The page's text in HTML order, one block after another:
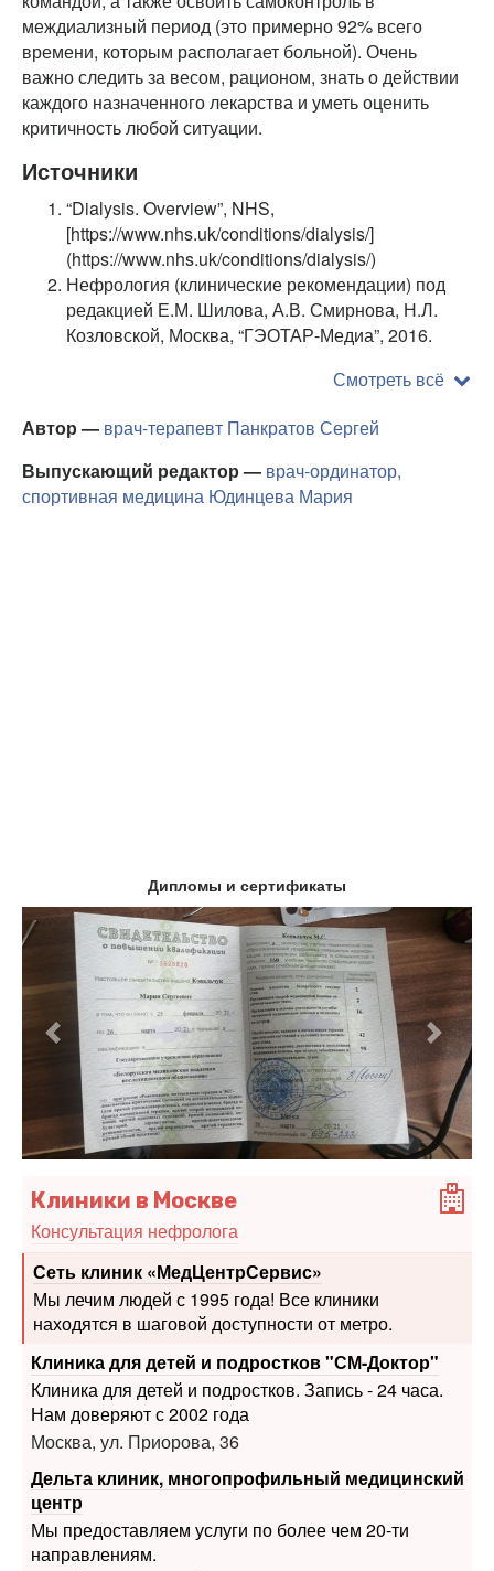
междиализный период (это примерно 92% всего
времени, которым располагает больной). Очень
важно следить за весом, рационом, знать о действии
каждого назначенного лекарства и уметь оценить
критичность любой ситуации.
Источники
“Dialysis. Overview”, NHS,
[https://www.nhs.uk/conditions/dialysis/]
(https://www.nhs.uk/conditions/dialysis/)
Нефрология (клинические рекомендации) под
редакцией Е.М. Шилова, А.В. Смирнова, Н.Л.
Козловской, Москва, “ГЭОТАР-Медиа”, 2016.
Смотреть всё
Автор — врач-терапевт Панкратов Сергей
Выпускающий редактор — врач-ординатор,
спортивная медицина Юдинцева Мария
Дипломы и сертификаты
Предыдущий
Клиники в Москве
Консультация нефролога
Сеть клиник «МедЦентрСервис»
Мы лечим людей с 1995 года! Все клиники
находятся в шаговой доступности от метро.
Клиника для детей и подростков "СМ-Доктор"
Клиника для детей и подростков. Запись - 24 часа.
Нам доверяют с 2002 года
Москва, ул. Приорова, 36
Дельта клиник, многопрофильный медицинский
центр
Мы предоставляем услуги по более чем 20-ти
направлениям.